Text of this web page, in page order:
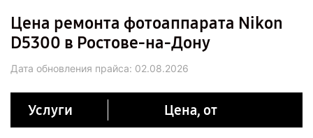
Цена ремонта фотоаппарата Nikon
D5300 в Ростове-на-Дону
Дата обновления прайса: 02.08.2026
Услуги Цена, от